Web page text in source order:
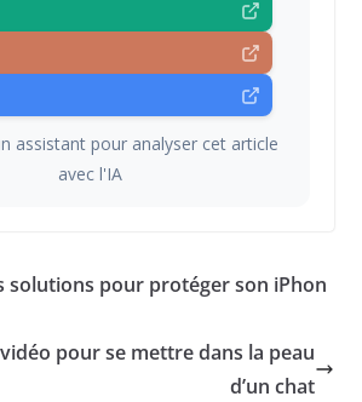
assistant pour analyser cet article
avec l'IA
solutions pour protéger son iPhon
pour se mettre dans la peau
d’un chat